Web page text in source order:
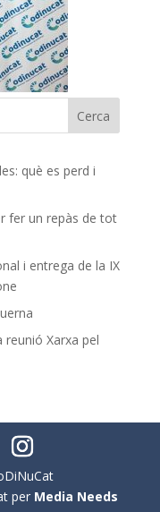
què es perd i
fer un repàs de tot
i entrega de la IX
reunió Xarxa pel
per Media Needs